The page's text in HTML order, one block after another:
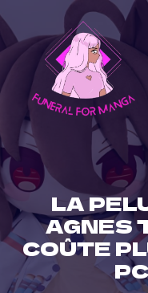
to
content
LA
AGNES
COÛTE